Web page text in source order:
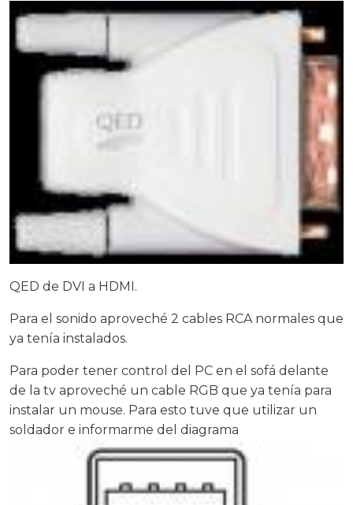
QED de DVI a HDMI.
Para el sonido aproveché 2 cables RCA normales que
ya tenía instalados.
Para poder tener control del PC en el sofá delante
de la tv aproveché un cable RGB que ya tenía para
instalar un mouse. Para esto tuve que utilizar un
soldador e informarme del diagrama